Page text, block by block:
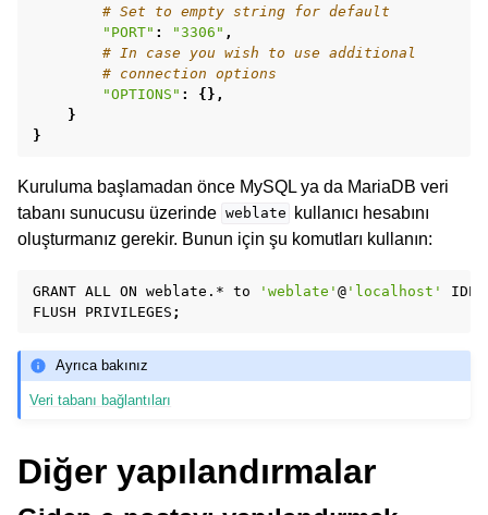
# Set to empty string for default
"PORT" : "3306" ,
# In case you wish to use additional
# connection options
"OPTIONS" :
{},
}
}
Kuruluma başlamadan önce MySQL ya da MariaDB veri
tabanı sunucusu üzerinde weblate
kullanıcı hesabını
oluşturmanız gerekir. Bunun için şu komutları kullanın:
GRANT ALL ON weblate.* to 'weblate' @ 'localhost'
FLUSH
PRIVILEGES ;
Ayrıca bakınız
Veri tabanı bağlantıları
Diğer yapılandırmalar